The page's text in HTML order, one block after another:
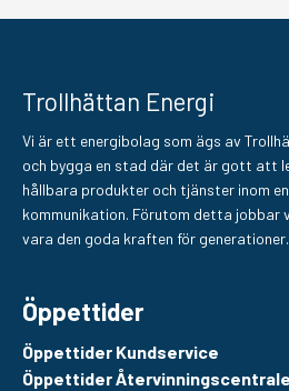
Trollhättan Energi
Vi är ett energibolag som ägs av
och bygga en stad där det är gott att
hållbara produkter och tjänster inom
kommunikation. Förutom detta jobbar
vara den goda kraften för generationer.
Öppettider
Öppettider Kundservice
Öppettider